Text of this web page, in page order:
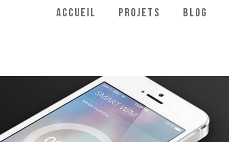
ACCUEIL PROJETS BLOG